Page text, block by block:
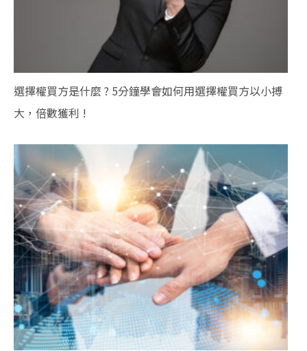
選擇權買方是什麼 ? 5分鐘學會如何用選擇權買方以小搏
大，倍數獲利 !